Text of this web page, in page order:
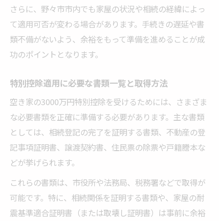
さらに、野々市市内でも家屋の状況や相続の経緯によっ
て適用可否が変わる場合があります。手続きの遅延や書
類不備がないよう、余裕をもって準備を進めることが成
功のポイントとなります。
特別控除適用に必要な書類一覧と取得方法
空き家の3000万円特別控除を受けるためには、さまざま
な必要書類を正確に準備する必要があります。主な書類
としては、相続登記の完了を証明する書類、不動産の登
記事項証明書、譲渡契約書、住民票の除票や戸籍謄本な
どが挙げられます。
これらの書類は、市役所や法務局、税務署などで取得が
可能です。特に、相続関係を証明する書類や、家屋の耐
震基準適合証明書（または取壊し証明書）は事前に余裕